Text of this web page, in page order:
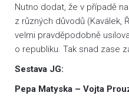
Nutno dodat, že v případě
z různých důvodů (Kaválek,
velmi pravděpodobně
o republiku. Tak snad zase
Sestava JG:
Pepa Matyska – Vojta